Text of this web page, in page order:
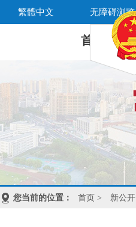
繁體中文 无障碍浏览
首 页
您当前的位置： 首页 > 新公开